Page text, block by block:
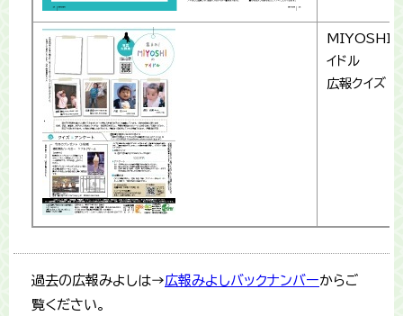
MIYOSHI
イドル
広報クイズ
過去の広報みよしは→広報みよしバックナンバーからご
覧ください。